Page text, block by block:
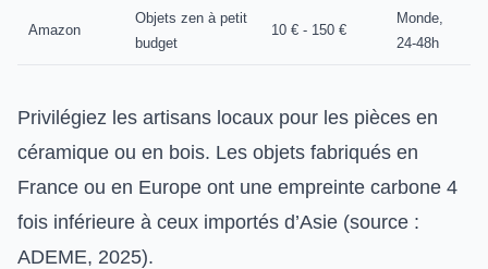
Amazon
Objets zen à petit
budget
10 € - 150 €
Monde,
24-48h
Privilégiez les artisans locaux pour les pièces en
céramique ou en bois. Les objets fabriqués en
France ou en Europe ont une empreinte carbone 4
fois inférieure à ceux importés d’Asie (source :
ADEME, 2025).